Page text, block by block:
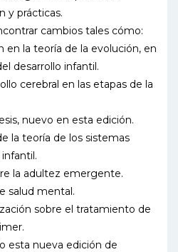
y prácticas.
cambios tales cómo:
en la teoría de la evolución, en
desarrollo infantil.
cerebral en las etapas de la
nuevo en esta edición.
la teoría de los sistemas
la adultez emergente.
salud mental.
sobre el tratamiento de
esta nueva edición de